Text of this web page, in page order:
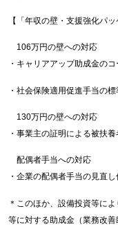
【「年収の壁・支援強化パッ
106万円の壁への対応
・キャリアアップ助成金の
・社会保険適用促進手当の
130万円の壁への対応
・事業主の証明による被扶
配偶者手当への対応
・企業の配偶者手当の見直し
＊このほか、設備投資等に
等に対する助成金（業務改善